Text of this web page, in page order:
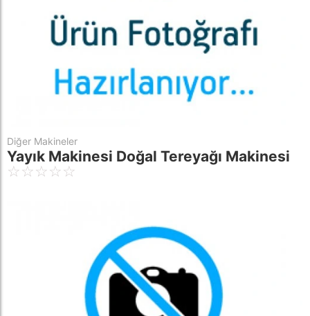
Diğer Makineler
Yayık Makinesi Doğal Tereyağı Makinesi
☆☆☆☆☆